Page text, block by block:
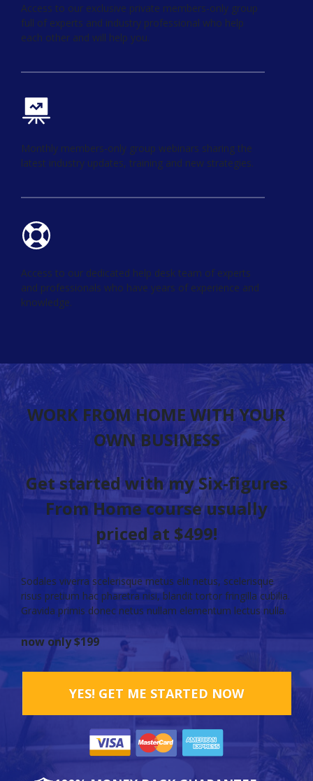
Access to our exclusive private members-only group
full of experts and industry professional who help
each other and will help you.
Monthly members-only group webinars sharing the
latest industry updates, training and new strategies.
Access to our dedicated help desk team of experts
and professionals who have years of experience and
knowledge.
WORK FROM HOME WITH YOUR
OWN BUSINESS
Get started with my Six-figures
From Home course usually
priced at $499!
Sodales viverra scelerisque metus elit netus, scelerisque
risus pretium hac pharetra nisi, blandit tortor fringilla cubilia.
Gravida primis donec netus nullam elementum lectus nulla.
now only $199
YES! GET ME STARTED NOW